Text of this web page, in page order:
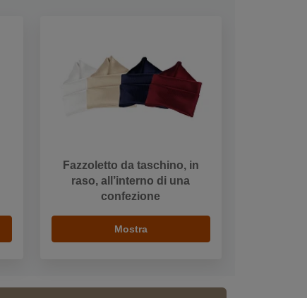
Fazzoletto da taschino, in
raso, all’interno di una
confezione
Mostra